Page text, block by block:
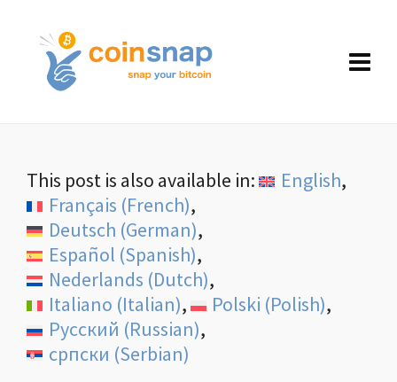
This post is also available in:
English
Français (French)
Deutsch (German)
Español (Spanish)
Nederlands (Dutch)
Italiano (Italian) Polski (Polish)
Русский (Russian)
српски (Serbian)